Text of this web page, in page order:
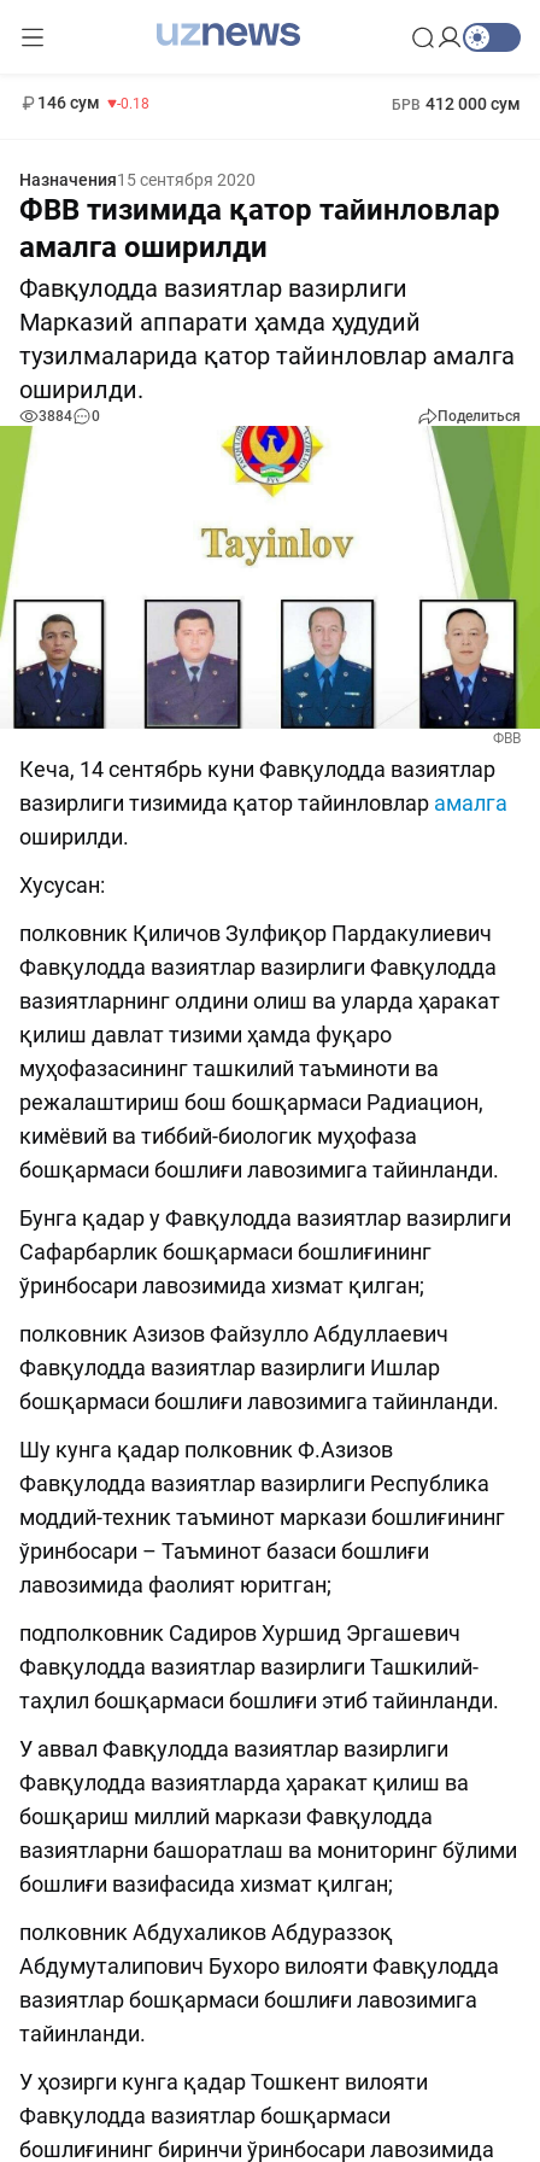
146 сум -0.18 БРВ 412 000 сум
Назначения15 сентября 2020
ФВВ тизимида қатор тайинловлар
амалга оширилди
Фавқулодда вазиятлар вазирлиги
Марказий аппарати ҳамда ҳудудий
тузилмаларида қатор тайинловлар амалга
оширилди.
3884 0 Поделиться
ФВВ
Кеча, 14 сентябрь куни Фавқулодда вазиятлар
вазирлиги тизимида қатор тайинловлар амалга
оширилди.
Хусусан:
полковник Қиличов Зулфиқор Пардакулиевич
Фавқулодда вазиятлар вазирлиги Фавқулодда
вазиятларнинг олдини олиш ва уларда ҳаракат
қилиш давлат тизими ҳамда фуқаро
муҳофазасининг ташкилий таъминоти ва
режалаштириш бош бошқармаси Радиацион,
кимёвий ва тиббий-биологик муҳофаза
бошқармаси бошлиғи лавозимига тайинланди.
Бунга қадар у Фавқулодда вазиятлар вазирлиги
Сафарбарлик бошқармаси бошлиғининг
ўринбосари лавозимида хизмат қилган;
полковник Aзизов Файзулло Aбдуллаевич
Фавқулодда вазиятлар вазирлиги Ишлар
бошқармаси бошлиғи лавозимига тайинланди.
Шу кунга қадар полковник Ф.Aзизов
Фавқулодда вазиятлар вазирлиги Республика
моддий-техник таъминот маркази бошлиғининг
ўринбосари – Таъминот базаси бошлиғи
лавозимида фаолият юритган;
подполковник Садиров Хуршид Эргашевич
Фавқулодда вазиятлар вазирлиги Ташкилий-
таҳлил бошқармаси бошлиғи этиб тайинланди.
У аввал Фавқулодда вазиятлар вазирлиги
Фавқулодда вазиятларда ҳаракат қилиш ва
бошқариш миллий маркази Фавқулодда
вазиятларни башоратлаш ва мониторинг бўлими
бошлиғи вазифасида хизмат қилган;
полковник Aбдухаликов Aбдураззоқ
Aбдумуталипович Бухоро вилояти Фавқулодда
вазиятлар бошқармаси бошлиғи лавозимига
тайинланди.
У ҳозирги кунга қадар Тошкент вилояти
Фавқулодда вазиятлар бошқармаси
бошлиғининг биринчи ўринбосари лавозимида